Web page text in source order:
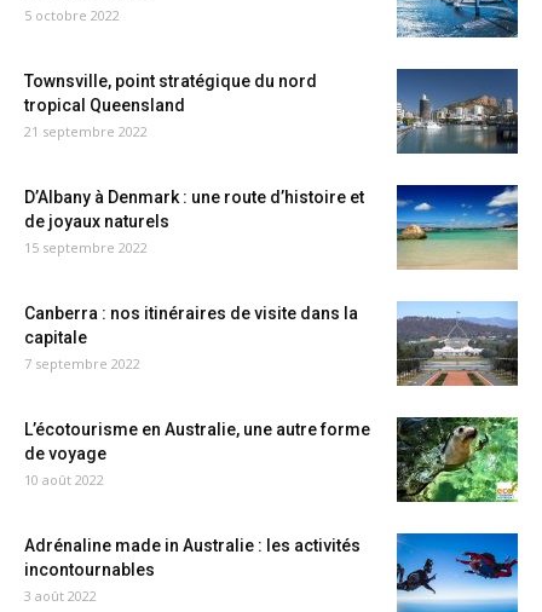
5 octobre 2022
Townsville, point stratégique du nord
tropical Queensland
21 septembre 2022
D’Albany à Denmark : une route d’histoire et
de joyaux naturels
15 septembre 2022
Canberra : nos itinéraires de visite dans la
capitale
7 septembre 2022
L’écotourisme en Australie, une autre forme
de voyage
10 août 2022
Adrénaline made in Australie : les activités
incontournables
3 août 2022